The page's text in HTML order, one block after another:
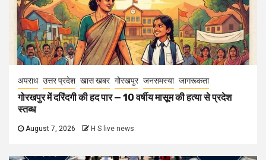
अपराध उत्तर प्रदेश खास खबर गोरखपुर जनसमस्या जागरूकता
गोरखपुर में दरिंदगी की हद पार — 10 वर्षीय मासूम की हत्या से प्रदेश
स्तब्ध
August 7, 2026 H S live news